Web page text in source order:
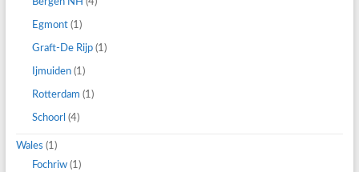
Bergen NH (4)
Egmont(1)
Graft-De Rijp(1)
Ijmuiden(1)
Rotterdam (1)
Schoorl (4)
Wales (1)
Fochriw(1)